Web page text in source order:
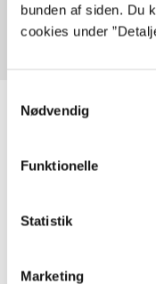
bunden af siden. Du
cookies under
Nødvendig
Funktionelle
Statistik
Marketing
Artikler